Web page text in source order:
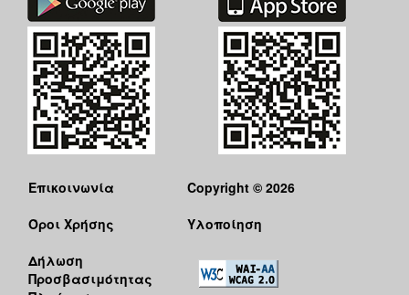
Επικοινωνία
Όροι Χρήσης
Δήλωση
Προσβασιμότητας
Copyright © 2026
Υλοποίηση